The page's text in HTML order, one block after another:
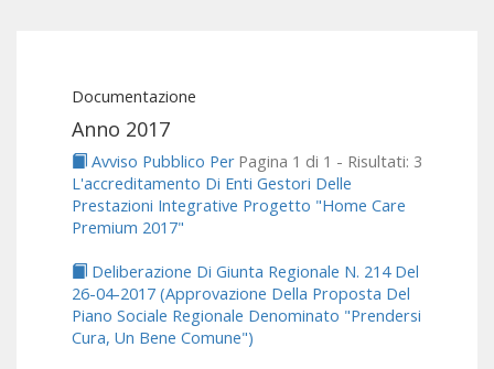
Documentazione
Anno 2017
Pagina 1 di 1 - Risultati: 3
Avviso Pubblico Per
L'accreditamento Di Enti Gestori Delle
Prestazioni Integrative Progetto "Home Care
Premium 2017"
Deliberazione Di Giunta Regionale N. 214 Del
26-04-2017 (Approvazione Della Proposta Del
Piano Sociale Regionale Denominato "Prendersi
Cura, Un Bene Comune")